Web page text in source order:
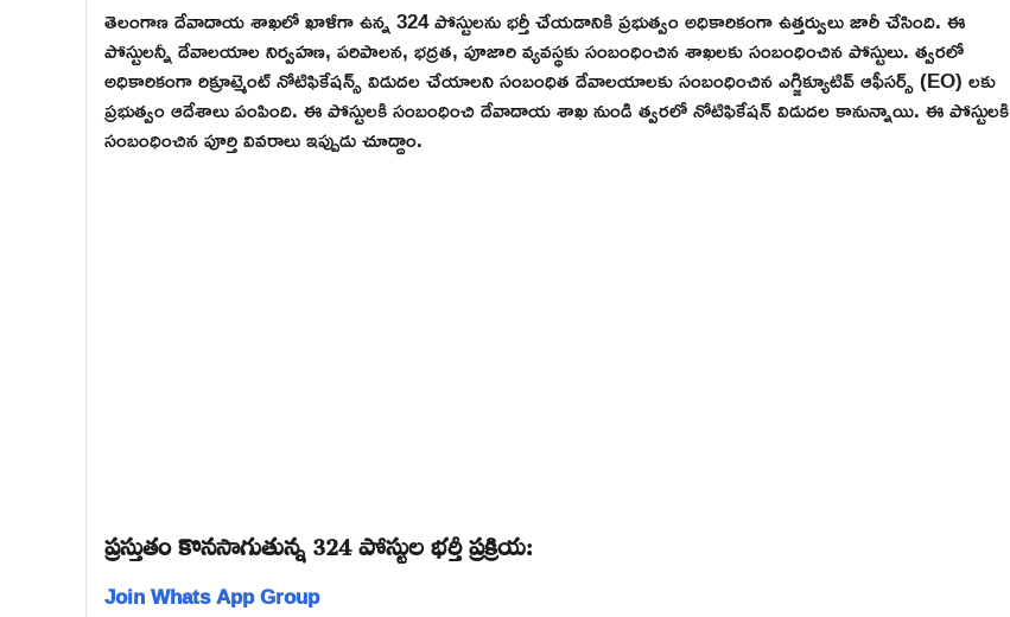
తెలంగాణ దేవాదాయ శాఖలో ఖాళీగా ఉన్న 324 పోస్టులను భర్తీ చేయడానికి ప్రభుత్వం అధికారికంగా ఉత్తర్వులు జారీ చేసింది. ఈ
పోస్టులన్నీ దేవాలయాల నిర్వహణ, పరిపాలన, భద్రత, పూజారి వ్యవస్థకు సంబంధించిన శాఖలకు సంబంధించిన పోస్టులు. త్వరలో
అధికారికంగా రిక్రూట్మెంట్ నోటిఫికేషన్స్ విడుదల చేయాలని సంబంధిత దేవాలయాలకు సంబంధించిన ఎగ్జిక్యూటివ్ ఆఫీసర్స్ (EO) లకు
ప్రభుత్వం ఆదేశాలు పంపింది. ఈ పోస్టులకి సంబంధించి దేవాదాయ శాఖ నుండి త్వరలో నోటిఫికేషన్ విడుదల కానున్నాయి. ఈ పోస్టులకి
సంబంధించిన పూర్తి వివరాలు ఇప్పుడు చూద్దాం.
ప్రస్తుతం కొనసాగుతున్న 324 పోస్టుల భర్తీ ప్రక్రియ:
Join Whats App Group